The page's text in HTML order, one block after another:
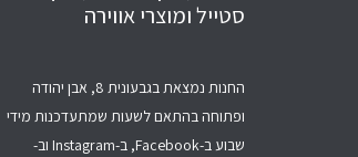
סטייל ומוצרי אווירה
החנות נמצאת בגבעונית 8, אבן יהודה
ופתוחה בהתאם לשעות שמתעדכנות מידי
שבוע ב-Facebook, ב-Instagram וב-